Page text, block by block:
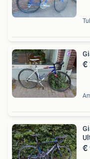
€
€